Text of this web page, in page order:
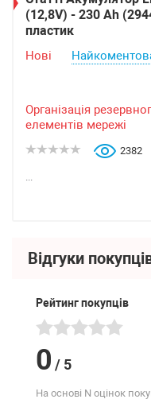
(12,8V) - 230 Ah
пластик
Нові
Організація
елементів мережі
2382
...
Відгуки
Рейтинг покупців
0 / 5
На основі N оцінок